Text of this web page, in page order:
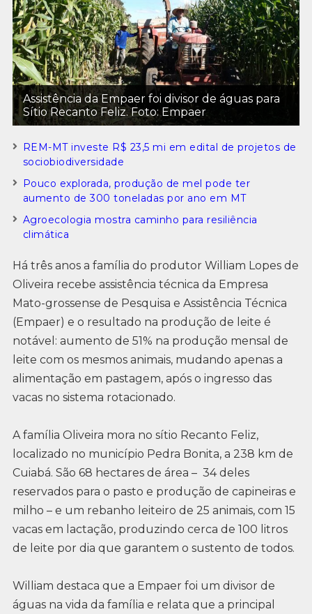
Assistência da Empaer foi divisor de águas para
Sítio Recanto Feliz. Foto: Empaer
REM-MT investe R$ 23,5 mi em edital de projetos de
sociobiodiversidade
Pouco explorada, produção de mel pode ter
aumento de 300 toneladas por ano em MT
Agroecologia mostra caminho para resiliência
climática
Há três anos a família do produtor William Lopes de
Oliveira recebe assistência técnica da Empresa
Mato-grossense de Pesquisa e Assistência Técnica
(Empaer) e o resultado na produção de leite é
notável: aumento de 51% na produção mensal de
leite com os mesmos animais, mudando apenas a
alimentação em pastagem, após o ingresso das
vacas no sistema rotacionado.
A família Oliveira mora no sítio Recanto Feliz,
localizado no município Pedra Bonita, a 238 km de
Cuiabá. São 68 hectares de área – 34 deles
reservados para o pasto e produção de capineiras e
milho – e um rebanho leiteiro de 25 animais, com 15
vacas em lactação, produzindo cerca de 100 litros
de leite por dia que garantem o sustento de todos.
William destaca que a Empaer foi um divisor de
águas na vida da família e relata que a principal